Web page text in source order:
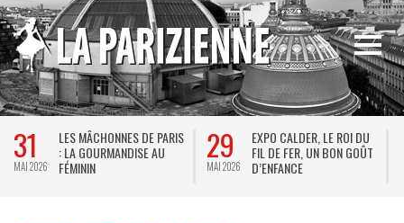
28
MAI 2026
LE RING DE KATHARSY, UN
SPECTACLE EN FORME DE
JEU VIDÉO !
14
MAI 2026
BREL ET LA DANSE AU
THÉÂTRE DE LA VILLE : DE
KEERSMAEKER SUBLIME